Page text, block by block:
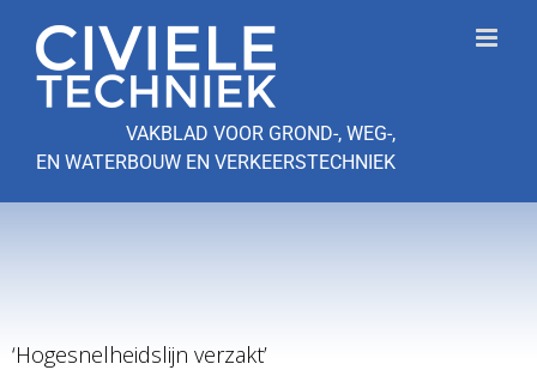
naar
inhoud
VAKBLAD VOOR GROND-, WEG-,
EN WATERBOUW EN VERKEERSTECHNIEK
‘Hogesnelheidslijn verzakt’